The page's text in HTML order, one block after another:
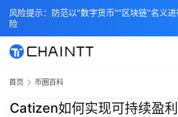
首页 币圈百科
Catizen如何实现可持续盈
风险提示：防范以"数字货币""区块链"名义进
险